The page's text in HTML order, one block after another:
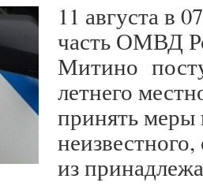
11 августа в
часть ОМВД
Митино
летнего
принять
из